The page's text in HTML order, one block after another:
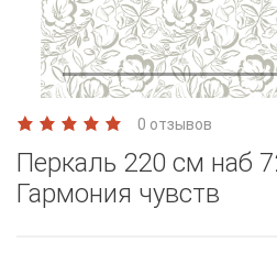
0 отзывов
Перкаль 220 см наб
Гармония чувств